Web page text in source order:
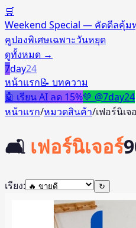
🛒
Weekend Special — คัดดีลคุ้
คูปองพิเศษเฉพาะวันหยุด
ดูทั้งหมด →
7day24
หน้าแรก📝 บทความ
🤖 เรียน AI ลด 15%💚 @7day24
หน้าแรก/หมวดสินค้า/เฟอร์นิเจ
🛋️ เฟอร์นิเจอร์
เรียง: ↻